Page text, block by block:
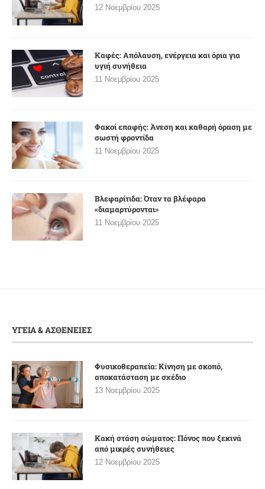
12 Νοεμβρίου 2025
Καφές: Απόλαυση, ενέργεια και όρια για
υγιή συνήθεια
11 Νοεμβρίου 2025
Φακοί επαφής: Άνεση και καθαρή όραση με
σωστή φροντίδα
11 Νοεμβρίου 2025
Βλεφαρίτιδα: Όταν τα βλέφαρα
«διαμαρτύρονται»
11 Νοεμβρίου 2025
ΥΓΕΙΑ & ΑΣΘΕΝΕΙΕΣ
Φυσικοθεραπεία: Κίνηση με σκοπό,
αποκατάσταση με σχέδιο
13 Νοεμβρίου 2025
Κακή στάση σώματος: Πόνος που ξεκινά
από μικρές συνήθειες
12 Νοεμβρίου 2025